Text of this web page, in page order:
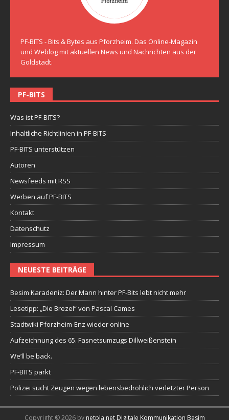
PF-BITS - Bits & Bytes aus Pforzheim. Das Online-Magazin
und Weblog mit aktuellen News und Nachrichten aus der
Goldstadt.
PF-BITS
Was ist PF-BITS?
Inhaltliche Richtlinien in PF-BITS
PF-BITS unterstützen
Autoren
Newsfeeds mit RSS
Werben auf PF-BITS
Kontakt
Datenschutz
Impressum
NEUESTE BEITRÄGE
Besim Karadeniz: Der Mann hinter PF-Bits lebt nicht mehr
Lesetipp: „Die Brezel“ von Pascal Cames
Stadtwiki Pforzheim-Enz wieder online
Aufzeichnung des 65. Fasnetsumzugs Dillweißenstein
We’ll be back.
PF-BITS parkt
Polizei sucht Zeugen wegen lebensbedrohlich verletzter Person
Copyright © 2026 by netpla.net Digitale Kommunikation Besim